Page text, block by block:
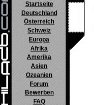
Startseite
Deutschland
Österreich
Schweiz
Europa
Afrika
Amerika
Asien
Ozeanien
Forum
Bewerben
FAQ